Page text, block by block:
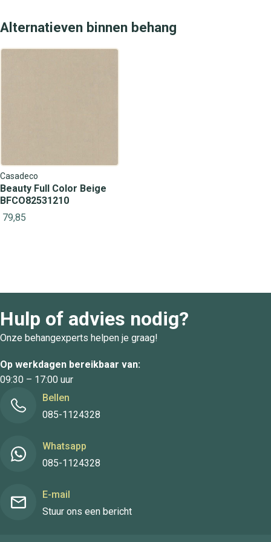
Alternatieven binnen behang
Casadeco
Beauty Full Color Beige
BFCO82531210
79,85
Hulp of advies nodig?
Onze behangexperts helpen je graag!
Op werkdagen bereikbaar van:
09:30 – 17:00 uur
Bellen
085-1124328
Whatsapp
085-1124328
E-mail
Stuur ons een bericht